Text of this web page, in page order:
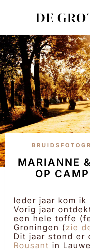
MARIANNE
OP
Ieder jaar kom
Vorig jaar
een hele toffe
Groningen (zie
Dit jaar stond
Rousant in